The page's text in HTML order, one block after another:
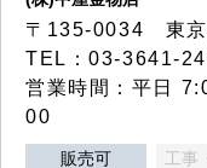
〒135-0034 東京
TEL：03-3641-
営業時間：平日
00
販売可 工事